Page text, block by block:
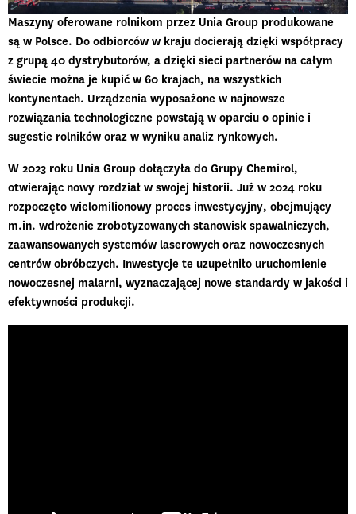
Maszyny oferowane rolnikom przez Unia Group produkowane
są w Polsce. Do odbiorców w kraju docierają dzięki współpracy
z grupą 40 dystrybutorów, a dzięki sieci partnerów na całym
świecie można je kupić w 60 krajach, na wszystkich
kontynentach. Urządzenia wyposażone w najnowsze
rozwiązania technologiczne powstają w oparciu o opinie i
sugestie rolników oraz w wyniku analiz rynkowych.
W 2023 roku Unia Group dołączyła do Grupy Chemirol,
otwierając nowy rozdział w swojej historii. Już w 2024 roku
rozpoczęto wielomilionowy proces inwestycyjny, obejmujący
m.in. wdrożenie zrobotyzowanych stanowisk spawalniczych,
zaawansowanych systemów laserowych oraz nowoczesnych
centrów obróbczych. Inwestycje te uzupełniło uruchomienie
nowoczesnej malarni, wyznaczającej nowe standardy w jakości i
efektywności produkcji.